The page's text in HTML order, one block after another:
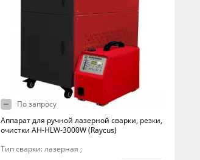
По запросу
Аппарат для ручной лазерной сварки, резки,
очистки AH-HLW-3000W (Raycus)
Тип сварки: лазерная ;